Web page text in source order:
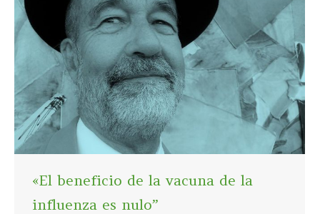
«El beneficio de la vacuna de la
influenza es nulo”